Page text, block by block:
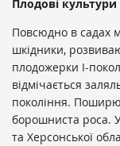
Плодові культури
Повсюдно в садах
шкідники,
плодожерки І-
відмічається
покоління.
борошниста роса.
та Херсонської